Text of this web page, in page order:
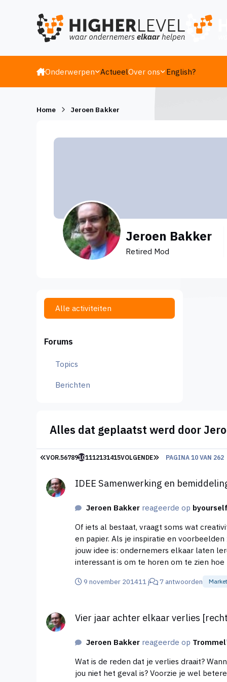
Onderwerpen ActueelOver ons English?
Home Jeroen Bakker
Jeroen Bakker
Retired Mod
Alle activiteiten
Forums
Topics
Berichten
Alles dat geplaatst werd door
EERSTE PAGINA
VOR.56789101112131415VOLGENDE LAATSTE PAGINA
PAGINA 10 VAN 262
IDEE Samenwerking en
Jeroen Bakker reageerde op byourself
Of iets al bestaat, vraagt soms wat
en papier. Als je inspiratie en voorbeelden zoekt, probeer dan je blik
jouw idee is: ondernemers elkaar laten
interessant is om te horen om te zien
denk aan FedEx.)
9 november 201411 j 7 antwoorden
Vier jaar achter elkaar verlies
Jeroen Bakker reageerde op Trommel
Wat is de reden dat je verlies draait?
jou niet het geval is? Voorzie je wel